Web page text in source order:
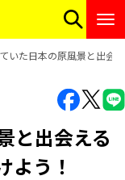
いた日本の原風景と出会
と出会える
よう！